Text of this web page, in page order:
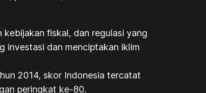
kebijakan fiskal, dan regulasi yang
investasi dan menciptakan iklim
2014, skor Indonesia tercatat
peringkat ke-80.